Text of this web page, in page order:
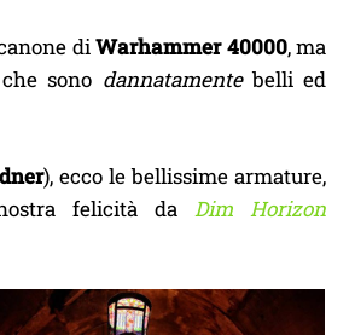
diWarhammer 40000, ma
sono dannatamentebelli ed
), ecco le bellissime armature,
felicità daDim Horizon